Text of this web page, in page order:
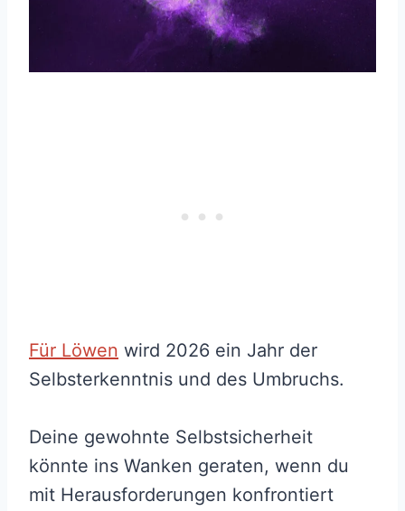
Für Löwen wird 2026 ein Jahr der
Selbsterkenntnis und des Umbruchs.
Deine gewohnte Selbstsicherheit
könnte ins Wanken geraten, wenn du
mit Herausforderungen konfrontiert